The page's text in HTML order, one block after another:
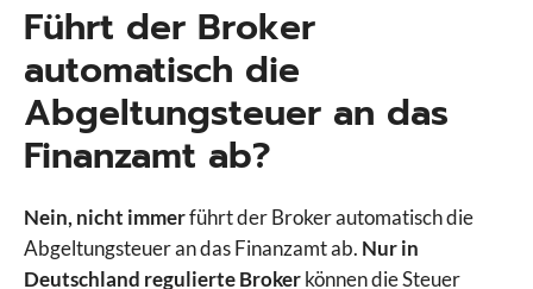
Führt der Broker
automatisch die
Abgeltungsteuer an das
Finanzamt ab?
Nein, nicht immerführt der Broker automatisch die
Abgeltungsteuer an das Finanzamt ab. Nur in
Deutschland regulierte Brokerkönnen die Steuer